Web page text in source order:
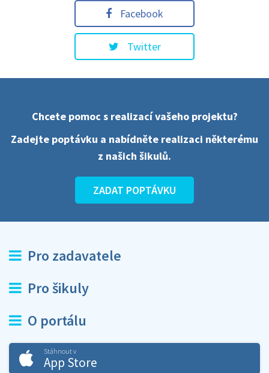
Facebook
Twitter
Chcete pomoc s realizací vašeho projektu?
Zadejte poptávku a nabídněte realizaci některému
z našich šikulů.
ZADAT POPTÁVKU
Pro zadavatele
Pro šikuly
O portálu
Stáhnout v
App Store